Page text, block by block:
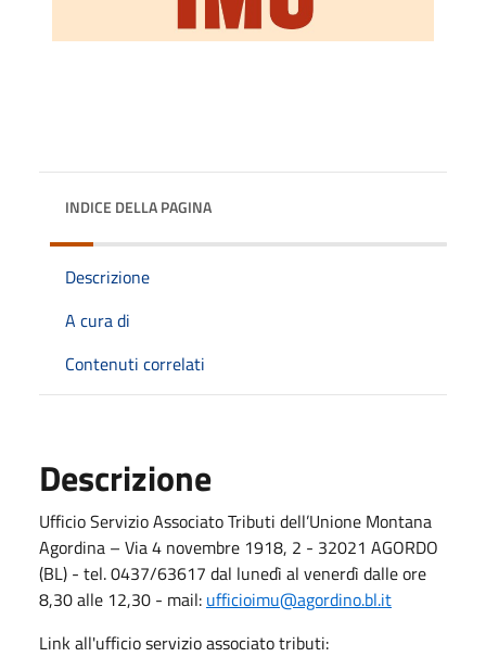
INDICE DELLA PAGINA
Descrizione
A cura di
Contenuti correlati
Descrizione
Ufficio Servizio Associato Tributi dell’Unione Montana
Agordina – Via 4 novembre 1918, 2 - 32021 AGORDO
(BL) - tel. 0437/63617 dal lunedì al venerdì dalle ore
8,30 alle 12,30 - mail: ufficioimu@agordino.bl.it
Link all'ufficio servizio associato tributi: